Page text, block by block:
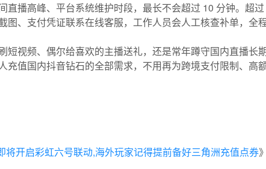
直播高峰、平台系统维护时段，最长不会超过 10 分钟。超
图、支付凭证联系在线客服，工作人员会人工核查补单，全
短视频、偶尔给喜欢的主播送礼，还是常年蹲守国内直播长
充值国内抖音钻石的全部需求，不用再为跨境支付限制、高
将开启彩虹六号联动,海外玩家记得提前备好三角洲充值点券》